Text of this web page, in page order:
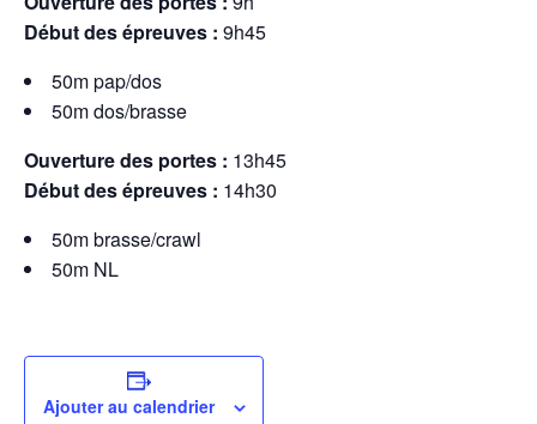
Début des épreuves : 9h45
50m pap/dos
50m dos/brasse
Ouverture des portes : 13h45
Début des épreuves : 14h30
50m brasse/crawl
50m NL
Ajouter au calendrier